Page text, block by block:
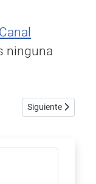
Canal
ninguna
S550Artículo
Siguiente